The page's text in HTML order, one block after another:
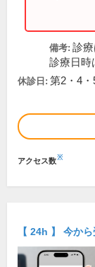
備考: 診
診療日時
休診日: 第2・4
アクセス数※
【 24h 】 今か